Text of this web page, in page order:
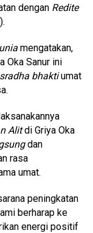
dengan Redite
mengatakan,
Oka Sanur ini
sradha bhaktiumat
Alitdi Griya Oka
dan
rasa
umat.
peningkatan
berharap ke
energi positif